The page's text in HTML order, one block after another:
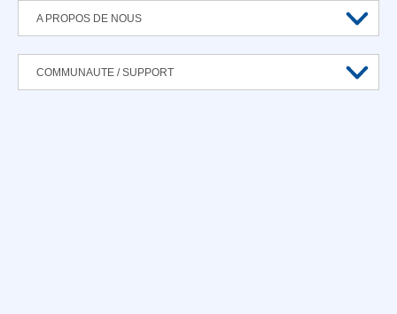
A PROPOS DE NOUS
COMMUNAUTE / SUPPORT